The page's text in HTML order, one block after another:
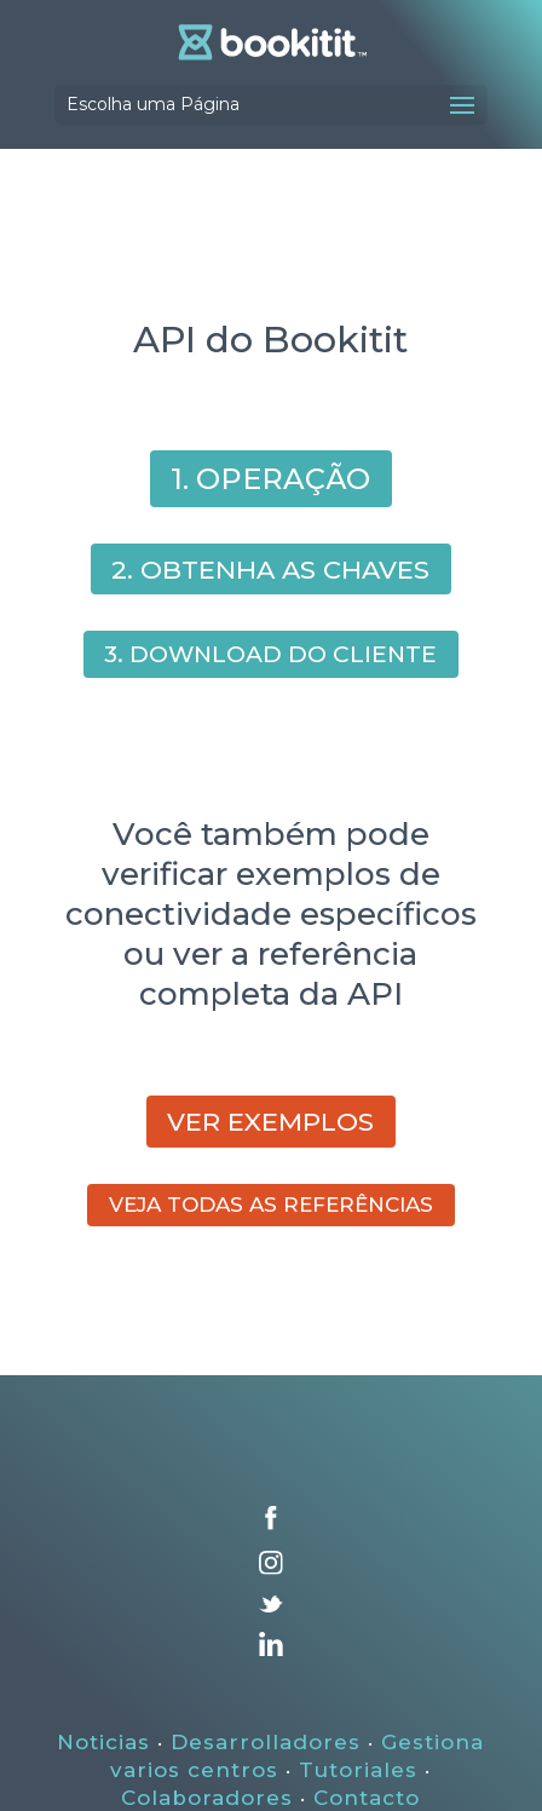
Escolha uma Página
API do Bookitit
1. OPERAÇÃO
2. OBTENHA AS CHAVES
3. DOWNLOAD DO CLIENTE
Você também pode
verificar exemplos de
conectividade específicos
ou ver a referência
completa da API
VER EXEMPLOS
VEJA TODAS AS REFERÊNCIAS
Noticias · Desarrolladores · Gestiona
varios centros · Tutoriales ·
Colaboradores · Contacto